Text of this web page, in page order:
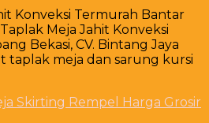
Konveksi Termurah Bantar
Meja Jahit Konveksi
Bekasi, CV. Bintang Jaya
taplak meja dan sarung kursi